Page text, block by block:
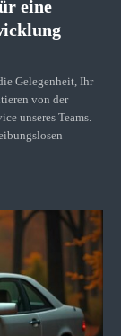
eine
Gelegenheit, Ihr
von der
unseres Teams.